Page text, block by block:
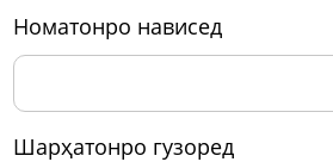
номатонро нависед
шарҳатонро гузоред